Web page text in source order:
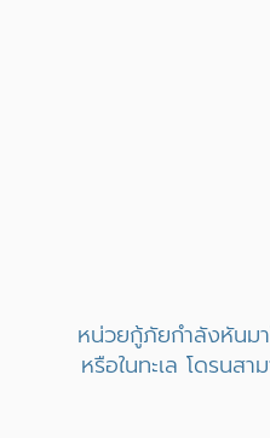
หน่วยกู้ภัยกำลังหันม
หรือในทะเล โดรนส